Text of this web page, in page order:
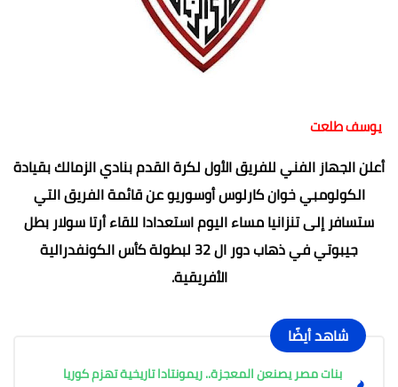
يوسف طلعت
أعلن الجهاز الفني للفريق الأول لكرة القدم بنادي الزمالك بقيادة
الكولومبي خوان كارلوس أوسوريو عن قائمة الفريق التي
ستسافر إلى تنزانيا مساء اليوم استعدادا للقاء أرتا سولار بطل
جيبوتي في ذهاب دور ال 32 لبطولة كأس الكونفدرالية
الأفريقية.
شاهد أيضًا
بنات مصر يصنعن المعجزة.. ريمونتادا تاريخية تهزم كوريا